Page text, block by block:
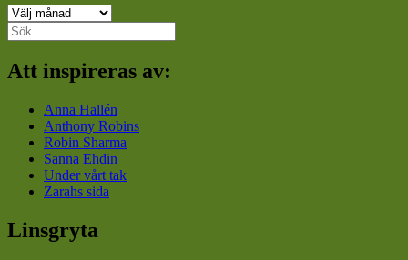
Arkiv
Sök
efter:
Att inspireras av:
Anna Hallén
Anthony Robins
Robin Sharma
Sanna Ehdin
Under vårt tak
Zarahs sida
Linsgryta